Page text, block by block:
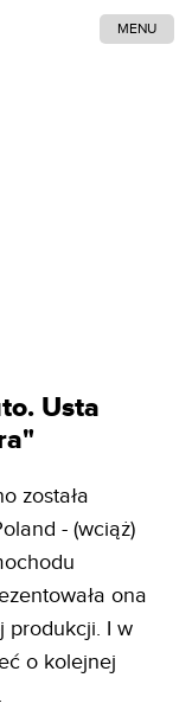
MENU
Usta
została
- (wciąż)
ona
produkcji. I w
o kolejnej